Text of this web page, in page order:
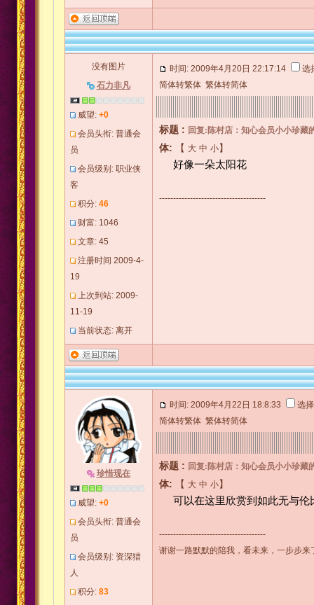
没有图片
石力非凡
威望: +0
会员头衔: 普通会
员
会员级别: 职业侠
客
积分: 46
财富: 1046
文章: 45
注册时间 2009-4-
19
上次到站: 2009-
11-19
当前状态: 离开
时间: 2009年4月20日 22:17:14
选
简体转繁体 繁体转简体
标题 : 回复:陈村店：知心会员小小珍藏
体: 【 大 中 小】
好像一朵太阳花
--------------------------------------
珍惜现在
威望: +0
会员头衔: 普通会
员
会员级别: 资深猎
人
积分: 83
时间: 2009年4月22日 18:8:33
选择
简体转繁体 繁体转简体
标题 : 回复:陈村店：知心会员小小珍藏
体: 【 大 中 小】
可以在这里欣赏到如此无与伦
--------------------------------------
谢谢一路默默的陪我，看未来，一步步来